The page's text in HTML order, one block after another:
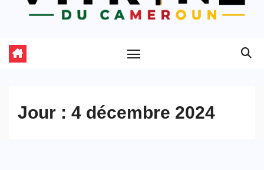
Jour : 4 décembre 2024